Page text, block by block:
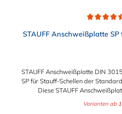
STAUFF Anschweißplatte
STAUFF Anschweißplatte DIN
SP für Stauff-Schellen der
Diese STAUFF
Varianten ab